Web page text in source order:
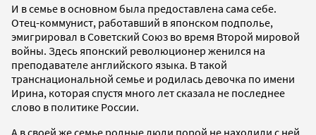
И в семье в основном была предоставлена сама себе.
Отец-коммунист, работавший в японском подполье,
эмигрировал в Советский Союз во время Второй мировой
войны. Здесь японский революционер женился на
преподавателе английского языка. В такой
транснациональной семье и родилась девочка по имени
Ирина, которая спустя много лет сказала не последнее
слово в политике России.
А в своей же семье родные люди порой не находили с ней